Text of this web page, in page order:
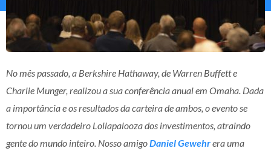
No mês passado, a Berkshire Hathaway, de Warren Buffett e
Charlie Munger, realizou a sua conferência anual em Omaha. Dada
a importância e os resultados da carteira de ambos, o evento se
tornou um verdadeiro Lollapalooza dos investimentos, atraindo
gente do mundo inteiro. Nosso amigoDaniel Gewehrera uma